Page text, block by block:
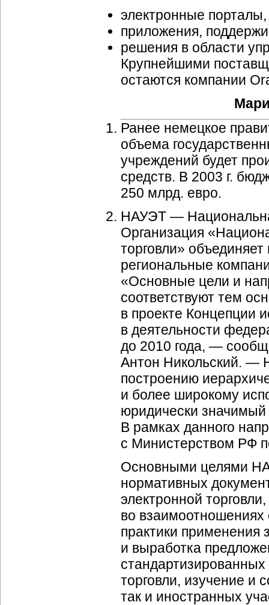
электронные порталы,
приложения,
решения в области
Крупнейшими
остаются компании
Ранее немецкое
объема
учреждений будет
средств. В 2003 г.
250 млрд. евро.
НАУЭТ —
Организация
торговли»
региональные
«Основные цели и
соответствуют тем
в проекте Концепции
в деятельности
до 2010 года, —
Антон Никольский. —
построению
и более широкому
юридически значимый
В рамках данного
с Министерством РФ
Основными целями
нормативных
электронной
во взаимоотношениях
практики применения
и выработка
торговли, изучение и
так и иностранных